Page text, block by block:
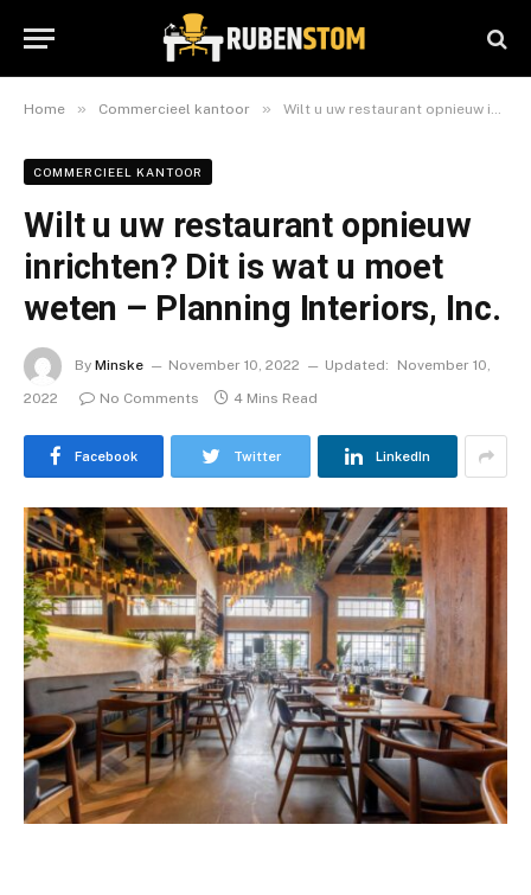
Home » Commercieel kantoor » Wilt u uw restaurant opnieuw inrichten? Dit is wat u moet weten – Planning Interiors, Inc.
COMMERCIEEL KANTOOR
Wilt u uw restaurant opnieuw
inrichten? Dit is wat u moet
weten – Planning Interiors, Inc.
By Minske November 10, 2022 Updated:
November 10,
2022
No Comments 4 Mins Read
Facebook Twitter LinkedIn